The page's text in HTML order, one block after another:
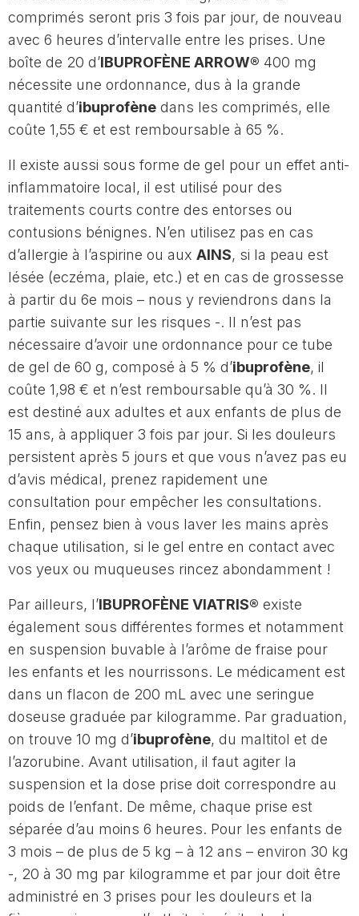
comprimés seront pris 3 fois par jour, de nouveau
avec 6 heures d’intervalle entre les prises. Une
boîte de 20 d’IBUPROFÈNE ARROW® 400 mg
nécessite une ordonnance, dus à la grande
quantité d’ibuprofène dans les comprimés, elle
coûte 1,55 € et est remboursable à 65 %.
Il existe aussi sous forme de gel pour un effet anti-
inflammatoire local, il est utilisé pour des
traitements courts contre des entorses ou
contusions bénignes. N’en utilisez pas en cas
d’allergie à l’aspirine ou aux AINS, si la peau est
lésée (eczéma, plaie, etc.) et en cas de grossesse
à partir du 6e mois – nous y reviendrons dans la
partie suivante sur les risques -. Il n’est pas
nécessaire d’avoir une ordonnance pour ce tube
de gel de 60 g, composé à 5 % d’ibuprofène, il
coûte 1,98 € et n’est remboursable qu’à 30 %. Il
est destiné aux adultes et aux enfants de plus de
15 ans, à appliquer 3 fois par jour. Si les douleurs
persistent après 5 jours et que vous n’avez pas eu
d’avis médical, prenez rapidement une
consultation pour empêcher les consultations.
Enfin, pensez bien à vous laver les mains après
chaque utilisation, si le gel entre en contact avec
vos yeux ou muqueuses rincez abondamment !
Par ailleurs, l’IBUPROFÈNE VIATRIS® existe
également sous différentes formes et notamment
en suspension buvable à l’arôme de fraise pour
les enfants et les nourrissons. Le médicament est
dans un flacon de 200 mL avec une seringue
doseuse graduée par kilogramme. Par graduation,
on trouve 10 mg d’ibuprofène, du maltitol et de
l’azorubine. Avant utilisation, il faut agiter la
suspension et la dose prise doit correspondre au
poids de l’enfant. De même, chaque prise est
séparée d’au moins 6 heures. Pour les enfants de
3 mois – de plus de 5 kg – à 12 ans – environ 30 kg
-, 20 à 30 mg par kilogramme et par jour doit être
administré en 3 prises pour les douleurs et la